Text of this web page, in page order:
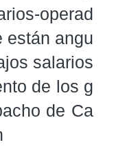
operad
están angu
salarios
de los g
de Ca